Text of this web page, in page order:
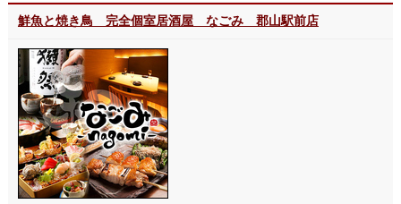
鮮魚と焼き鳥 完全個室居酒屋 なごみ 郡山駅前店